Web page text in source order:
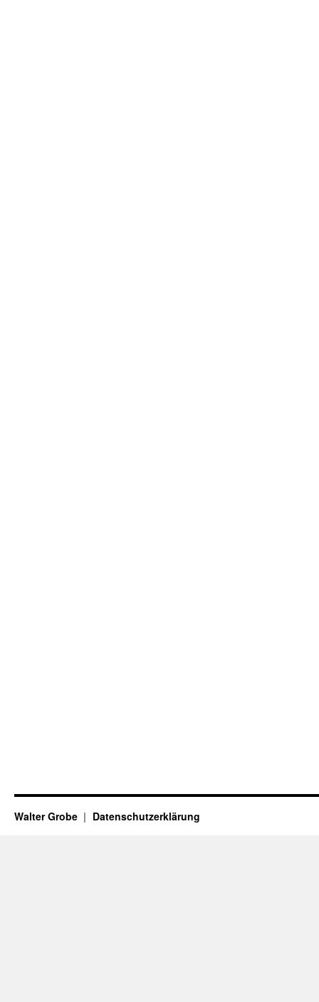
Walter Grobe Datenschutzerklärung